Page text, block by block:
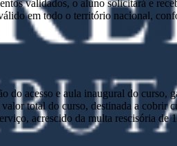
validados, o aluno solicitará e
em todo o território nacional,
acesso e aula inaugural do curso,
total do curso, destinada a cobrir
acrescido da multa rescisória de